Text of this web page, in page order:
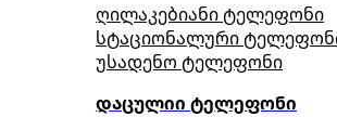
ღილაკებიანი ტელეფონი
სტაციონალური
უსადენო ტელეფონი
დაცულიი ტელეფონი